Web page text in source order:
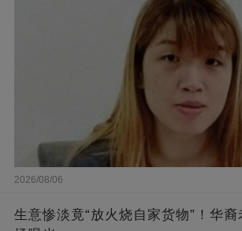
2026/08/06
生意惨淡竟“放火烧自家货物”！华